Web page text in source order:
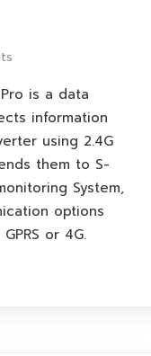
is a data
information
using 2.4G
them to S-
System,
options
or 4G.